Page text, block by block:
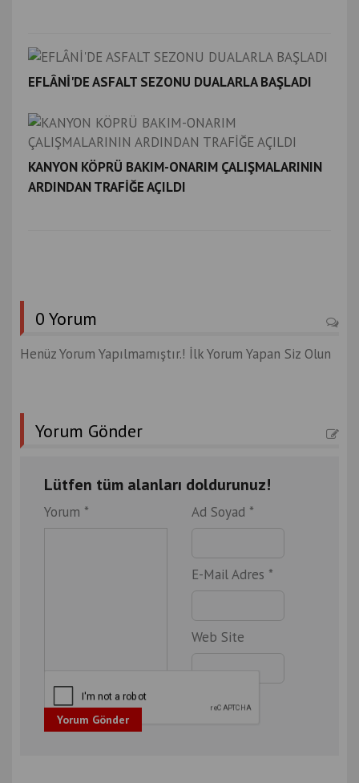
EFLÂNİ'DE ASFALT SEZONU DUALARLA BAŞLADI
KANYON KÖPRÜ BAKIM-ONARIM ÇALIŞMALARININ
ARDINDAN TRAFİĞE AÇILDI
0 Yorum
Henüz Yorum Yapılmamıştır.! İlk Yorum Yapan Siz Olun
Yorum Gönder
Lütfen tüm alanları doldurunuz!
Yorum * Ad Soyad *
E-Mail Adres *
Web Site
Yorum Gönder